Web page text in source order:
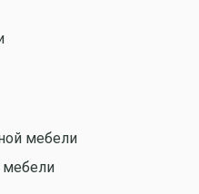
мебели
мебели